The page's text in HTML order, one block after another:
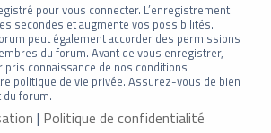
pour vous connecter. L’enregistrement
secondes et augmente vos possibilités.
peut également accorder des permissions
du forum. Avant de vous enregistrer,
pris connaissance de nos conditions
politique de vie privée. Assurez-vous de bien
forum.
| Politique de confidentialité